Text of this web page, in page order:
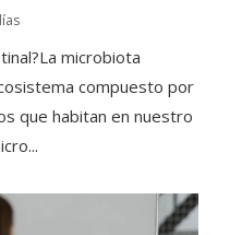
microbiota
compuesto por
que habitan en nuestro